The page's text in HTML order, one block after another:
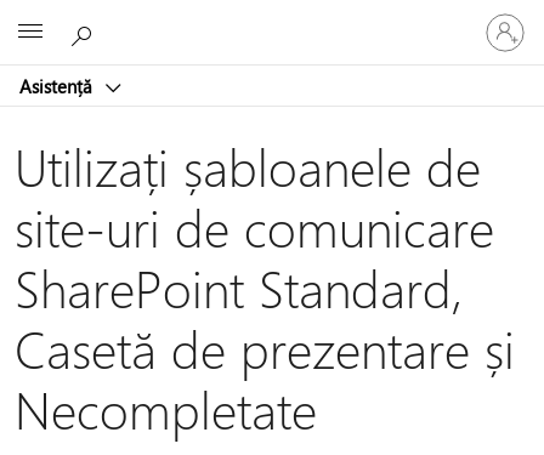
Asistență
vă
la
dvs.
Utilizați șabloanele de
site-uri de comunicare
SharePoint Standard,
Casetă de prezentare și
Necompletate